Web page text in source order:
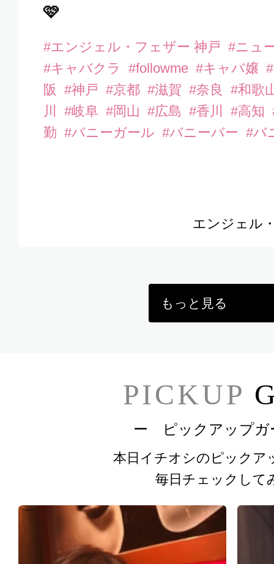
🩷
#エンジェル・フェザー 神戸 #ニュ
#キャバクラ
#followme #キャバ嬢
阪 #神戸 #京都 #滋賀 #奈良
#和歌
川
#岐阜 #岡山 #広島 #香川 #高知
勤 #バニーガール #バニーバー #バ
エンジェル
もっと見る
PICKUP
ー ピックアップ
本日イチオシのピックア
毎日チェックして